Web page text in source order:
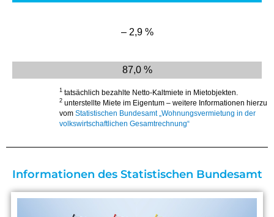
– 2,9 %
87,0 %
1 tatsächlich bezahlte Netto-Kaltmiete in Mietobjekten.
2 unterstellte Miete im Eigentum – weitere Informationen hierzu
vom Statistischen Bundesamt „Wohnungsvermietung in der
volkswirtschaftlichen Gesamtrechnung“
Informationen des Statistischen Bundesamt